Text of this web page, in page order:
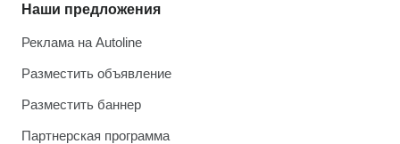
Наши предложения
Реклама на Autoline
Разместить объявление
Разместить баннер
Партнерская программа